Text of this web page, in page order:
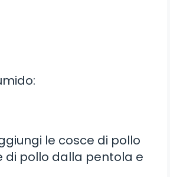
le cosce di pollo
di pollo dalla pentola e